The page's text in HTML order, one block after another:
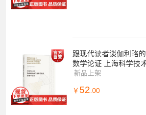
跟现代读者谈伽利略
数学论证 上海科学技
新品上架
￥ 52.00